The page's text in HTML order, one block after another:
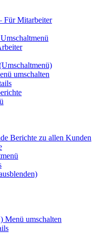
Für Mitarbeiter
Umschaltmenü
umschalten
Berichte zu allen Kunden
Menü umschalten